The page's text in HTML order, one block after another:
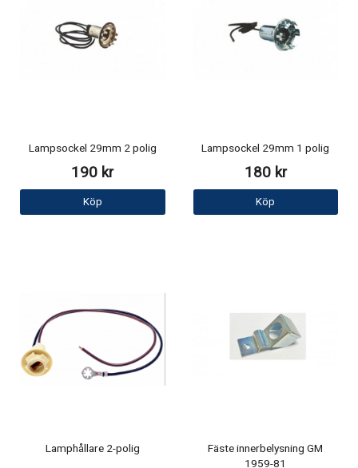
Lampsockel 29mm 2 polig
190 kr
Köp
Lampsockel 29mm 1 polig
180 kr
Köp
Lamphållare 2-polig
Fäste innerbelysning GM
1959-81